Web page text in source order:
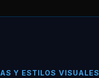
Y ESTILOS